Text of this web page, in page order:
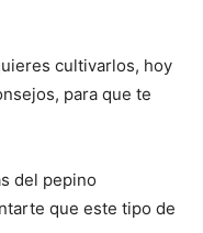
cultivarlos, hoy
para que te
del pepino
que este tipo de